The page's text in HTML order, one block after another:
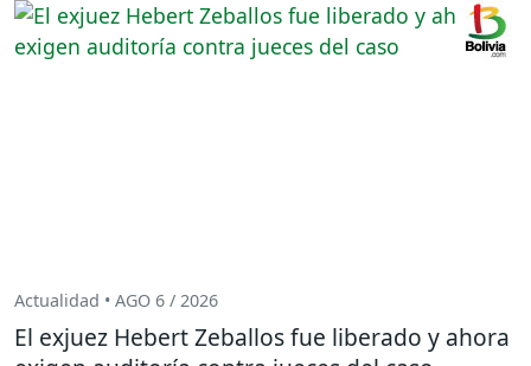
Actualidad • AGO 6 / 2026
El exjuez Hebert Zeballos fue liberado y ahora